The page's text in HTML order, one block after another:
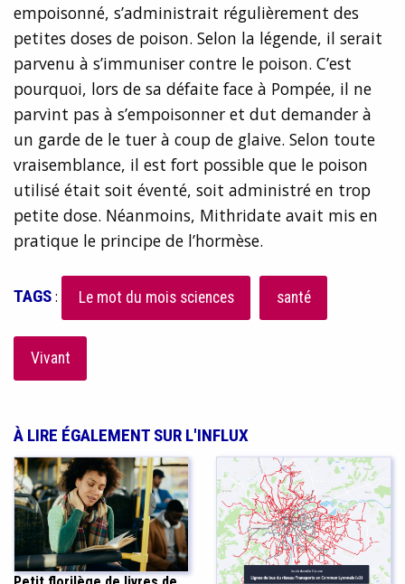
empoisonné, s’administrait régulièrement des
petites doses de poison. Selon la légende, il serait
parvenu à s’immuniser contre le poison. C’est
pourquoi, lors de sa défaite face à Pompée, il ne
parvint pas à s’empoisonner et dut demander à
un garde de le tuer à coup de glaive. Selon toute
vraisemblance, il est fort possible que le poison
utilisé était soit éventé, soit administré en trop
petite dose. Néanmoins, Mithridate avait mis en
pratique le principe de l’hormèse.
TAGS: Le mot du mois sciences santé
Vivant
À LIRE ÉGALEMENT SUR L'INFLUX